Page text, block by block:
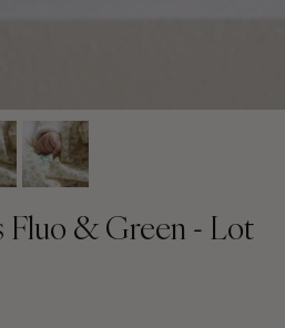
Fluo & Green - Lot